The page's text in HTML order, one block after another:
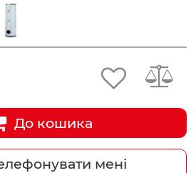
До кошика
мені